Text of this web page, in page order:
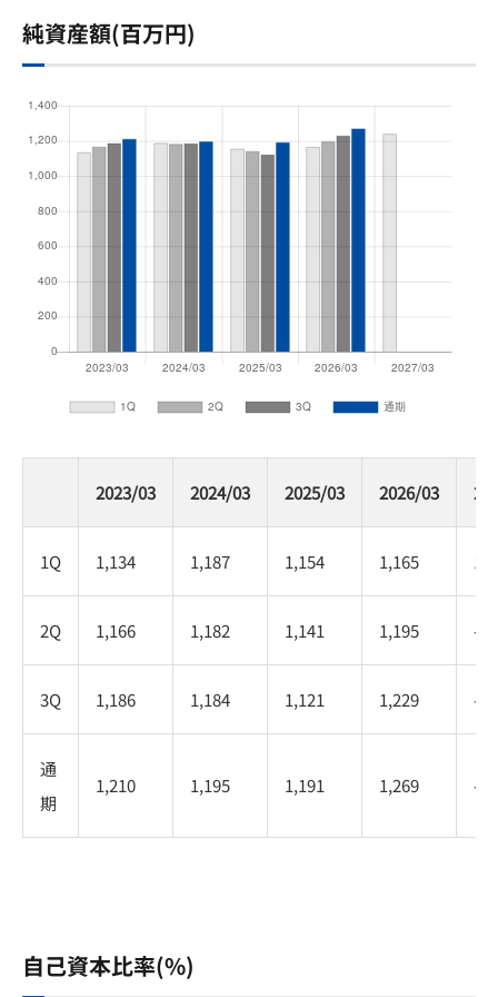
純資産額(百万円)
2023/03 2024/03 2025/03 2026/03
1Q 1,134 1,187 1,154 1,165
2Q 1,166 1,182 1,141 1,195 -
3Q 1,186 1,184 1,121 1,229 -
通
期
1,210 1,195 1,191 1,269 -
自己資本比率(%)